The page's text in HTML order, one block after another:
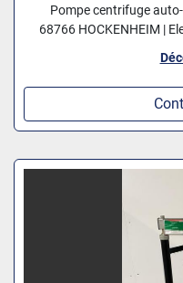
Pompe centrifuge
68766 HOCKENHEIM |